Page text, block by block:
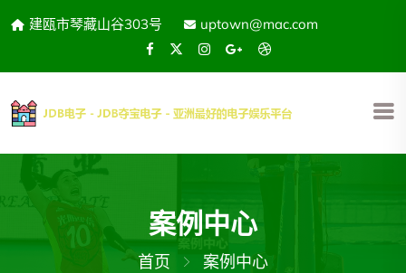
建瓯市琴藏山谷303号 uptown@mac.com
案例中心
首页 案例中心